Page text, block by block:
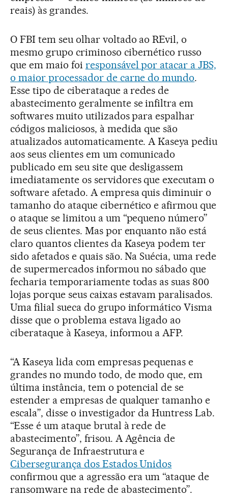
reais) às grandes.
O FBI tem seu olhar voltado ao REvil, o
mesmo grupo criminoso cibernético russo
que em maio foi responsável por atacar a JBS,
o maior processador de carne do mundo.
Esse tipo de ciberataque a redes de
abastecimento geralmente se infiltra em
softwares muito utilizados para espalhar
códigos maliciosos, à medida que são
atualizados automaticamente. A Kaseya pediu
aos seus clientes em um comunicado
publicado em seu site que desligassem
imediatamente os servidores que executam o
software afetado. A empresa quis diminuir o
tamanho do ataque cibernético e afirmou que
o ataque se limitou a um “pequeno número”
de seus clientes. Mas por enquanto não está
claro quantos clientes da Kaseya podem ter
sido afetados e quais são. Na Suécia, uma rede
de supermercados informou no sábado que
fecharia temporariamente todas as suas 800
lojas porque seus caixas estavam paralisados.
Uma filial sueca do grupo informático Visma
disse que o problema estava ligado ao
ciberataque à Kaseya, informou a AFP.
“A Kaseya lida com empresas pequenas e
grandes no mundo todo, de modo que, em
última instância, tem o potencial de se
estender a empresas de qualquer tamanho e
escala”, disse o investigador da Huntress Lab.
“Esse é um ataque brutal à rede de
abastecimento”, frisou. A Agência de
Segurança de Infraestrutura e
Cibersegurança dos Estados Unidos
confirmou que a agressão era um “ataque de
ransomware na rede de abastecimento”.